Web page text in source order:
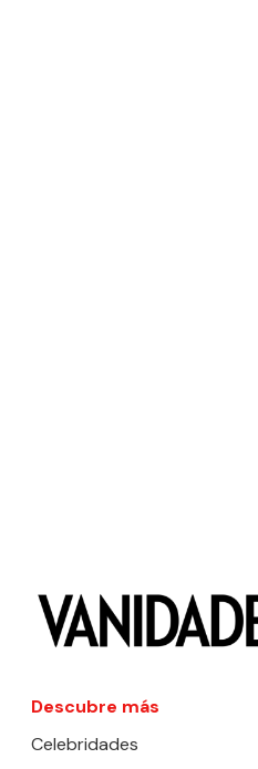
Descubre más
Celebridades